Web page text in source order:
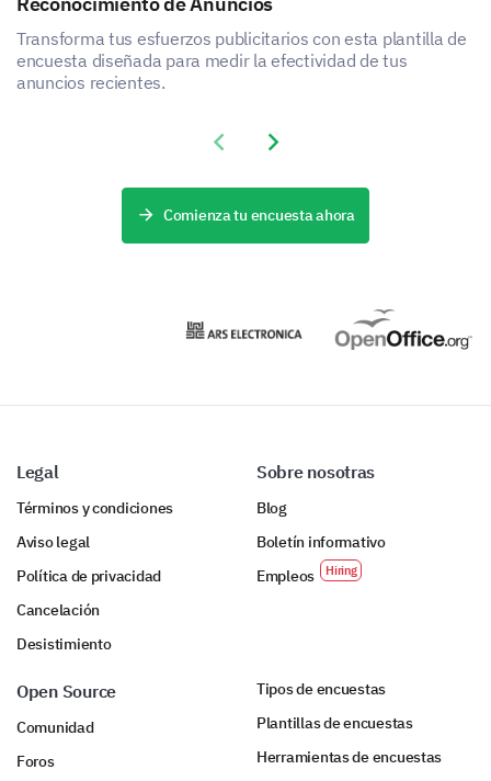
Transforma tus esfuerzos publicitarios con esta plantilla de
encuesta diseñada para medir la efectividad de tus
anuncios recientes.
Previous slide
Next slide
Comienza tu encuesta ahora
Legal
Términos y condiciones
Aviso legal
Política de privacidad
Cancelación
Desistimiento
Sobre nosotras
Blog
Boletín informativo
Empleos
Open Source
Comunidad
Foros
Tipos de encuestas
Plantillas de encuestas
Herramientas de encuestas